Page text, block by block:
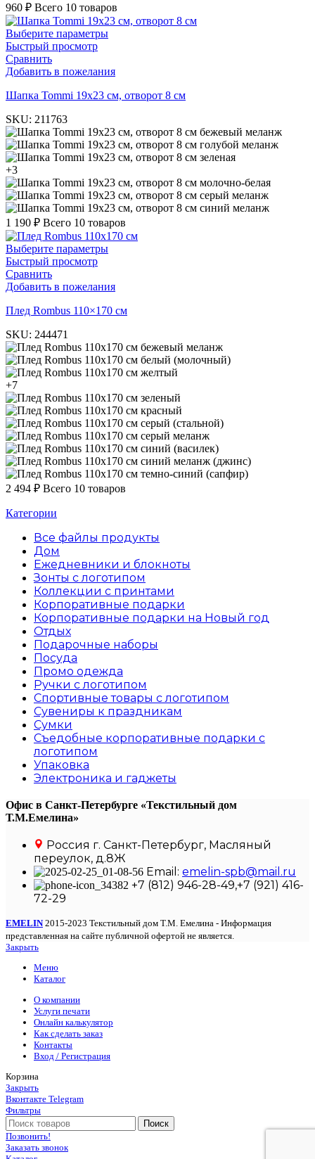
960 ₽ Всего 10 товаров
Выберите параметры
Быстрый просмотр
Сравнить
Добавить в пожелания
Шапка Tommi 19х23 см, отворот 8 см
SKU: 211763
бежевый меланж
голубой меланж
зеленая
+3
молочно-белая
серый меланж
синий меланж
1 190 ₽ Всего 10 товаров
Выберите параметры
Быстрый просмотр
Сравнить
Добавить в пожелания
Плед Rombus 110×170 см
SKU: 244471
бежевый меланж
белый (молочный)
желтый
+7
зеленый
красный
серый (стальной)
серый меланж
синий (василек)
синий меланж (джинс)
темно-синий (сапфир)
2 494 ₽ Всего 10 товаров
Категории
Все файлы продукты
Дом
Ежедневники и блокноты
Зонты с логотипом
Коллекции с принтами
Корпоративные подарки
Корпоративные подарки на Новый год
Отдых
Подарочные наборы
Посуда
Промо одежда
Ручки с логотипом
Спортивные товары с логотипом
Сувениры к праздникам
Сумки
Съедобные корпоративные подарки с
логотипом
Упаковка
Электроника и гаджеты
Офис в Санкт-Петербурге «Текстильный дом
Т.М.Емелина»
Россия г. Санкт-Петербург, Масляный
переулок, д.8Ж
Email: emelin-spb@mail.ru
+7 (812) 946-28-49,+7 (921) 416-
72-29
EMELIN 2015-2023 Текстильный дом Т.М. Емелина - Информация
представленная на сайте публичной офертой не является.
Закрыть
Меню
Каталог
О компании
Услуги печати
Онлайн калькулятор
Как сделать заказ
Контакты
Вход / Регистрация
Корзина
Закрыть
Вконтакте Telegram
Фильтры
Поиск
Позвонить!
Заказать звонок